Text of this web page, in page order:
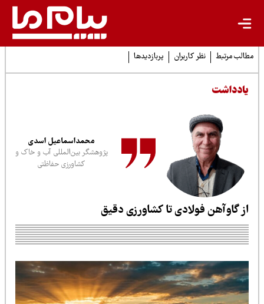
مرتبط نظر کاربران پربازدیدها
محمداسماعیل اسدی
پژوهشگر بین‌المللی آب و خاک و
کشاورزی حفاظتی
گاوآهن فولادی تا کشاورزی دقیق